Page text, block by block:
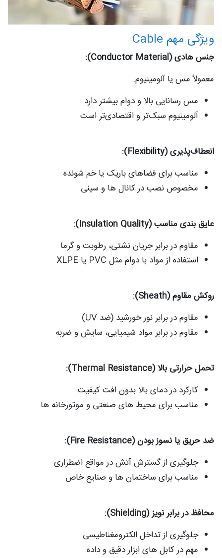
ویژگی مهم Cable
جنس هادی (Conductor Material):
معمولاً مس یا آلومینیوم:
مس رسانایی بالا و دوام بیشتر دارد
آلومینیوم سبک‌تر و اقتصادی‌تر است
انعطاف‌پذیری (Flexibility):
مناسب برای فضاهای باریک یا خم‌ شونده
مخصوص نصب در کانال‌ ها و سینی
عایق‌ بندی مناسب (Insulation Quality):
مقاوم در برابر جریان نشتی، رطوبت و گرما
استفاده از مواد با دوام مثل PVC یا XLPE
روکش مقاوم (Sheath):
مقاوم در برابر نور خورشید (ضد UV)
مقاوم در برابر مواد شیمیایی، سایش و ضربه
تحمل حرارتی بالا (Thermal Resistance):
کارکرد در دمای بالا بدون افت کیفیت
مناسب برای محیط‌ های صنعتی و موتورخانه‌ ها
ضد حریق یا نسوز بودن (Fire Resistance):
جلوگیری از گسترش آتش در مواقع اضطراری
مناسب برای ساختمان‌ ها و صنایع خاص
محافظ در برابر نویز (Shielding):
جلوگیری از تداخل الکترومغناطیسی
مهم در کابل‌ های ابزار دقیق و داده